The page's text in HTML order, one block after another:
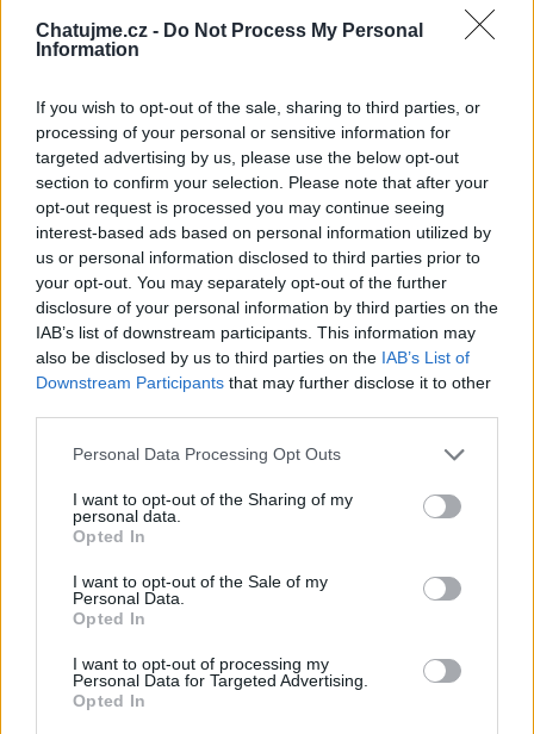
Chatujme.cz - Do Not Process My Personal
Information
If you wish to opt-out of the sale, sharing to third parties, or
processing of your personal or sensitive information for
targeted advertising by us, please use the below opt-out
section to confirm your selection. Please note that after your
opt-out request is processed you may continue seeing
interest-based ads based on personal information utilized by
us or personal information disclosed to third parties prior to
your opt-out. You may separately opt-out of the further
disclosure of your personal information by third parties on the
IAB’s list of downstream participants. This information may
also be disclosed by us to third parties on the IAB’s List of
Downstream Participants that may further disclose it to other
Personal Data Processing Opt Outs
I want to opt-out of the Sharing of my
personal data.
Opted In
I want to opt-out of the Sale of my
Personal Data.
Opted In
I want to opt-out of processing my
Personal Data for Targeted Advertising.
Opted In
Registrace od
: 26.04.2014 00:27
Online: Není nikde online
Počet přátel: 2
Profil zobrazen: 551x
Líbí se:0
Oblibené místnosti: Žádné
Sledované diskuze:Informace pro uživatele
Poslední 3 příspěvky na mé zdi
Reno2005 (před 3 lety)